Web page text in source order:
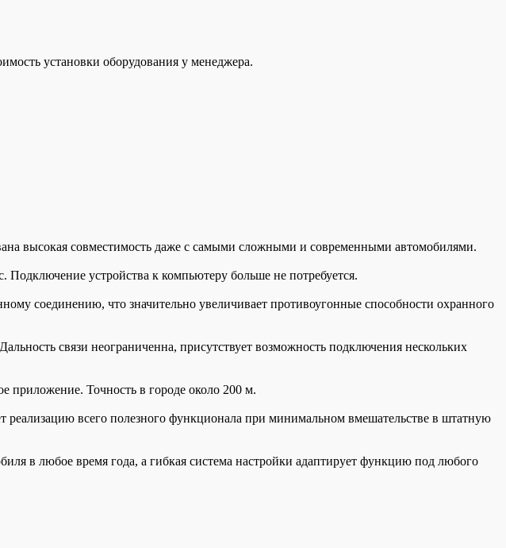
установки оборудования у менеджера.
высокая совместимость даже с самыми сложными и современными автомобилями.
устройства к компьютеру больше не потребуется.
соединению, что значительно увеличивает противоугонные способности охранного
связи неограниченна, присутствует возможность подключения нескольких
приложение. Точность в городе около 200 м.
всего полезного функционала при минимальном вмешательстве в штатную
в любое время года, а гибкая система настройки адаптирует функцию под любого